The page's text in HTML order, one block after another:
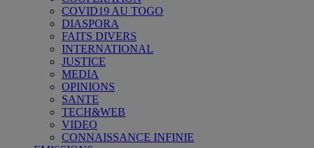
COVID19 AU TOGO
DIASPORA
FAITS DIVERS
INTERNATIONAL
JUSTICE
MEDIA
OPINIONS
SANTE
TECH&WEB
VIDEO
CONNAISSANCE INFINIE